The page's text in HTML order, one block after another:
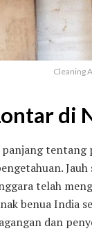
Cleaning
di
telah
benua India
dan